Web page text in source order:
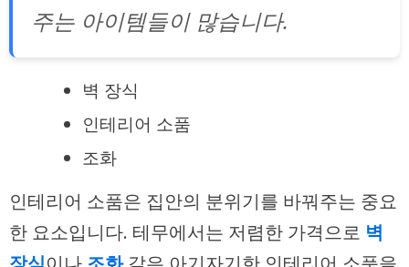
주는 아이템들이 많습니다.
벽 장식
인테리어 소품
조화
인테리어 소품은 집안의 분위기를 바꿔주는 중요
한 요소입니다. 테무에서는 저렴한 가격으로 벽